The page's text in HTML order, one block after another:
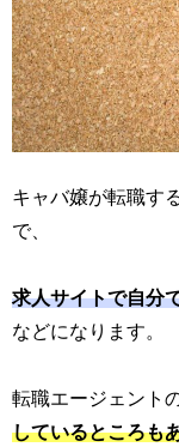
キャバ嬢が転職す
で、
求人サイトで自分
などになります。
転職エージェント
しているところも